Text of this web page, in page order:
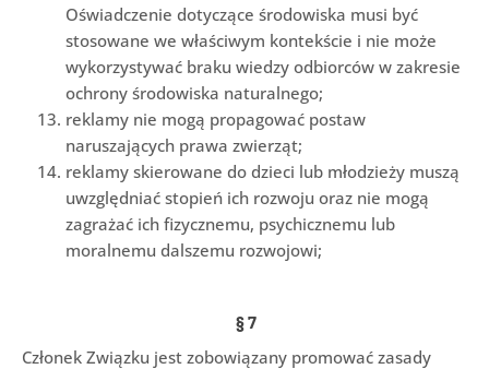
Oświadczenie dotyczące środowiska musi być
stosowane we właściwym kontekście i nie może
wykorzystywać braku wiedzy odbiorców w zakresie
ochrony środowiska naturalnego;
reklamy nie mogą propagować postaw
naruszających prawa zwierząt;
reklamy skierowane do dzieci lub młodzieży muszą
uwzględniać stopień ich rozwoju oraz nie mogą
zagrażać ich fizycznemu, psychicznemu lub
moralnemu dalszemu rozwojowi;
§7
Członek Związku jest zobowiązany promować zasady